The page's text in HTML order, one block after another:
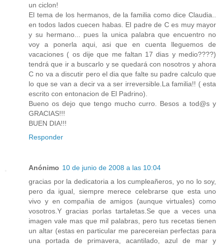
un ciclon!
El tema de los hermanos, de la familia como dice Claudia..
en todos lados cuecen habas. El padre de C es muy mayor
y su hermano... pues la unica palabra que encuentro no
voy a ponerla aqui, asi que en cuenta lleguemos de
vacaciones ( os dije que me faltan 17 dias y medio????)
tendrá que ir a buscarlo y se quedará con nosotros y ahora
C no va a discutir pero el dia que falte su padre calculo que
lo que se van a decir va a ser irreversible.La familia!! ( esta
escrito con entonacion de El Padrino).
Bueno os dejo que tengo mucho curro. Besos a tod@s y
GRACIAS!!!
BUEN DIA!!!
Responder
Anónimo 10 de junio de 2008 a las 10:04
gracias por la dedicatoria a los cumpleañeros, yo no lo soy,
pero da igual, siempre merece celebrarse que esta uno
vivo y en compañia de amigos (aunque virtuales) como
vosotros.Y gracias porlas tartaletas.Se que a veces una
imagen vale mas que mil palabras, pero tus recetas tienen
un altar (estas en particular me parecereian perfectas para
una portada de primavera, acantilado, azul de mar y